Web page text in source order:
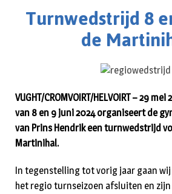
Turnwedstrijd 8
de
VUGHT/CROMVOIRT/HELVOIRT – 29
van 8 en 9 juni 2024 organiseert de
van Prins Hendrik een turnwedstrijd
Martinihal.
In tegenstelling tot vorig jaar gaan
het regio turnseizoen afsluiten en